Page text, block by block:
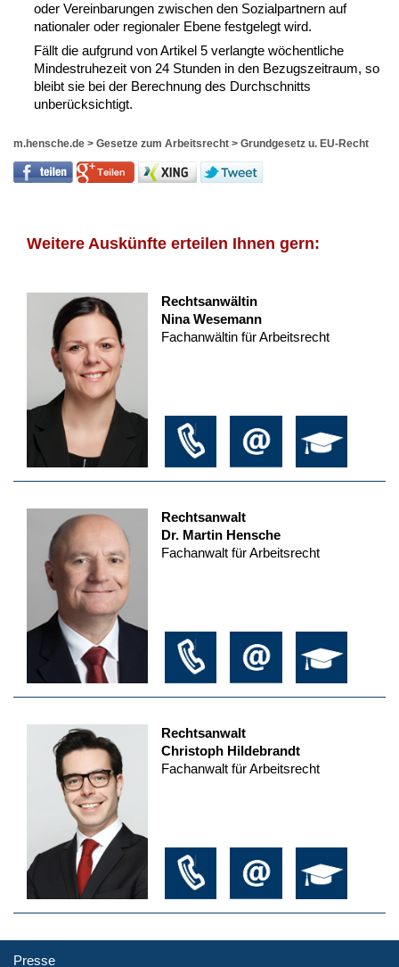
oder Vereinbarungen zwischen den Sozialpartnern auf
nationaler oder regionaler Ebene festgelegt wird.
Fällt die aufgrund von Artikel 5 verlangte wöchentliche
Mindestruhezeit von 24 Stunden in den Bezugszeitraum, so
bleibt sie bei der Berechnung des Durchschnitts
unberücksichtigt.
m.hensche.de > Gesetze zum Arbeitsrecht > Grundgesetz u. EU-Recht
Weitere Auskünfte erteilen Ihnen gern:
Rechtsanwältin
Nina Wesemann
Fachanwältin für Arbeitsrecht
Rechtsanwalt
Dr. Martin Hensche
Fachanwalt für Arbeitsrecht
Rechtsanwalt
Christoph Hildebrandt
Fachanwalt für Arbeitsrecht
Presse